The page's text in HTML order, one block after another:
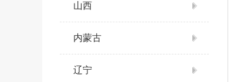
山西
内蒙古
辽宁